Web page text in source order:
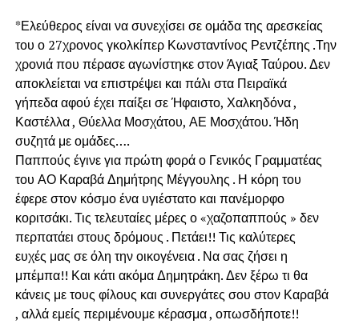
*Ελεύθερος είναι να συνεχίσει σε ομάδα της αρεσκείας
του ο 27χρονος γκολκίπερ Κωνσταντίνος Ρεντζέπης .Την
χρονιά που πέρασε αγωνίστηκε στον Άγιαξ Ταύρου. Δεν
αποκλείεται να επιστρέψει και πάλι στα Πειραϊκά
γήπεδα αφού έχει παίξει σε Ήφαιστο, Χαλκηδόνα ,
Καστέλλα , Θύελλα Μοσχάτου, ΑΕ Μοσχάτου. Ήδη
συζητά με ομάδες….
Παππούς έγινε για πρώτη φορά ο Γενικός Γραμματέας
του ΑΟ Καραβά Δημήτρης Μέγγουλης . Η κόρη του
έφερε στον κόσμο ένα υγιέστατο και πανέμορφο
κοριτσάκι. Τις τελευταίες μέρες ο «χαζοπαππούς » δεν
περπατάει στους δρόμους . Πετάει!! Τις καλύτερες
ευχές μας σε όλη την οικογένεια . Να σας ζήσει η
μπέμπα!! Και κάτι ακόμα Δημητράκη. Δεν ξέρω τι θα
κάνεις με τους φίλους και συνεργάτες σου στον Καραβά
, αλλά εμείς περιμένουμε κέρασμα , οπωσδήποτε!!